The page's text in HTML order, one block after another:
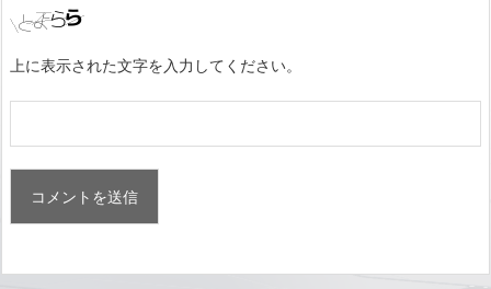
上に表示された文字を入力してください。